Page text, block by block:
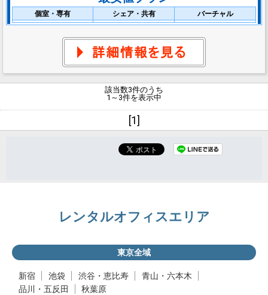
個室・専有 シェア・共有 バーチャル
該当数3件のうち
1～3件を表示中
[1]
レンタルオフィスエリア
東京全域
新宿 池袋 渋谷・恵比寿
青山・六本木
品川・五反田
秋葉原